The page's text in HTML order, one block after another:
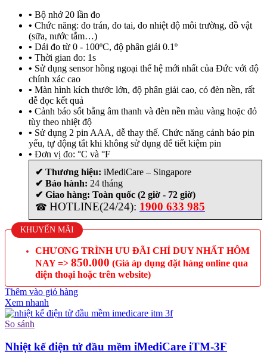
• Bộ nhớ 20 lần đo
• Chức năng: đo trán, đo tai, đo nhiệt độ môi trường, đồ vật
(sữa, nước tắm…)
• Dải đo từ 0 - 100ºC, độ phân giải 0.1º
• Thời gian đo: 1s
• Sử dụng sensor hồng ngoại thế hệ mới nhất của Đức với độ
chính xác cao
• Màn hình kích thước lớn, độ phân giải cao, có đèn nền, rất
dễ đọc kết quả
• Cảnh báo sốt bằng âm thanh và đèn nền màu vàng hoặc đỏ
tùy theo nhiệt độ
• Sử dụng 2 pin AAA, dễ thay thế. Chức năng cảnh báo pin
yếu, tự động tắt khi không sử dụng để tiết kiệm pin
• Đơn vị đo: °C và °F
✔ Thương hiệu: iMediCare – Singapore
✔ Bảo hành: 24 tháng
✔ Giao hàng: Toàn quốc (2 giờ - 72 giờ)
☎ HOTLINE(24/24): 1900 633 985
KHUYẾN MÃI
CHƯƠNG TRÌNH ƯU ĐÃI CHỈ DUY NHẤT HÔM
NAY => 850.000 (Giá áp dụng đặt hàng online qua
điện thoại hoặc trên website)
Thêm vào giỏ hàng
Xem nhanh
So sánh
Nhiệt kế điện tử đầu mềm iMediCare iTM-3F